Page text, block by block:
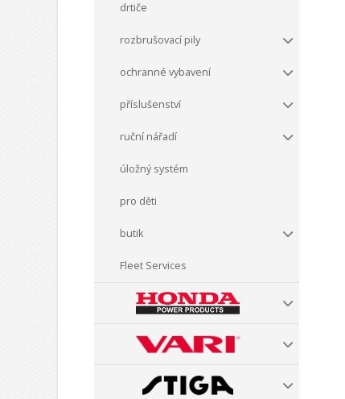
drtiče
rozbrušovací pily
ochranné vybavení
příslušenství
ruční nářadí
úložný systém
pro děti
butik
Fleet Services